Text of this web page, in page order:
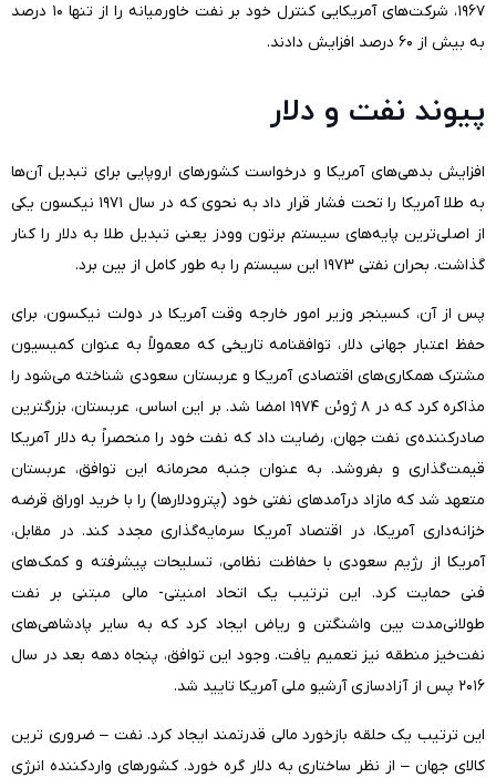
۱۹۶۷، شرکت‌های آمریکایی کنترل خود بر نفت خاورمیانه را از تنها ۱۰ درصد
به بیش از ۶۰ درصد افزایش دادند.
پیوند نفت و دلار
افزایش بدهی‌های آمریکا و درخواست کشور‌های اروپایی برای تبدیل آن‌ها
به طلا آمریکا را تحت فشار قرار داد به نحوی که در سال ۱۹۷۱ نیکسون یکی
از اصلی‌ترین پایه‌های سیستم برتون وودز یعنی تبدیل طلا به دلار را کنار
گذاشت. بحران نفتی ۱۹۷۳ این سیستم را به طور کامل از بین برد.
پس از آن، کسینجر وزیر امور خارجه وقت آمریکا در دولت نیکسون، برای
حفظ اعتبار جهانی دلار، توافقنامه تاریخی که معمولاً به عنوان کمیسیون
مشترک همکاری‌های اقتصادی آمریکا و عربستان سعودی شناخته می‌شود را
مذاکره کرد که در ۸ ژوئن ۱۹۷۴ امضا شد. بر این اساس، عربستان، بزرگترین
صادرکننده‌ی نفت جهان، رضایت داد که نفت خود را منحصراً به دلار آمریکا
قیمت‌گذاری و بفروشد. به عنوان جنبه محرمانه این توافق، عربستان
متعهد شد که مازاد درآمدهای نفتی خود (پترودلارها) را با خرید اوراق قرضه
خزانه‌داری آمریکا، در اقتصاد آمریکا سرمایه‌گذاری مجدد کند. در مقابل،
آمریکا از رژیم سعودی با حفاظت نظامی، تسلیحات پیشرفته و کمک‌های
فنی حمایت کرد. این ترتیب یک اتحاد امنیتی- مالی مبتنی بر نفت
طولانی‌مدت بین واشنگتن و ریاض ایجاد کرد که به سایر پادشاهی‌های
نفت‌خیز منطقه نیز تعمیم یافت. وجود این توافق، پنجاه دهه بعد در سال
۲۰۱۶ پس از آزادسازی آرشیو ملی آمریکا تایید شد.
این ترتیب یک حلقه بازخورد مالی قدرتمند ایجاد کرد. نفت – ضروری ترین
کالای جهان – از نظر ساختاری به دلار گره خورد. کشورهای واردکننده انرژی